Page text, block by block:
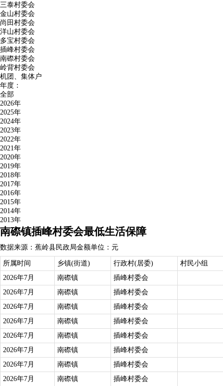
三泰村委会
金山村委会
尚田村委会
洋山村委会
多宝村委会
插峰村委会
南磜村委会
岭背村委会
机团、集体户
年度：
全部
2026年
2025年
2024年
2023年
2022年
2021年
2020年
2019年
2018年
2017年
2016年
2015年
2014年
2013年
南磜镇插峰村委会最低生活保障
数据来源：蕉岭县民政局金额单位：元
所属时间 乡镇(街道) 行政村(居委)
村民小组
2026年7月
南磜镇
插峰村委会
2026年7月
南磜镇
插峰村委会
2026年7月
南磜镇
插峰村委会
2026年7月
南磜镇
插峰村委会
2026年7月
南磜镇
插峰村委会
2026年7月
南磜镇
插峰村委会
2026年7月
南磜镇
插峰村委会
2026年7月
南磜镇 插峰村委会